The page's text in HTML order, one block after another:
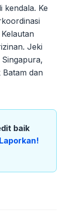
kendala. Ke
Jeki
dan
baik
Laporkan!